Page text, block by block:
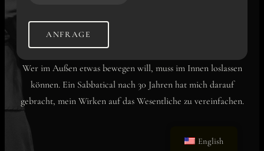
ANFRAGE
Wer im Außen etwas bewegen will, muss im Innen loslassen
können. Ein Sabbatical nach 30 Jahren hat mich darauf
gebracht, mein Wirken auf das Wesentliche zu vereinfachen.
English